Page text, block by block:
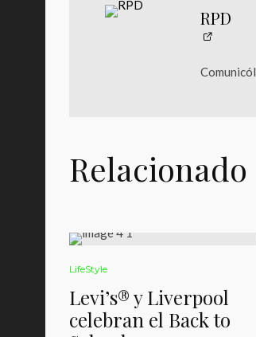
RPD
Relacionado
LifeStyle
Levi’s® y Liverpool
celebran el Back to